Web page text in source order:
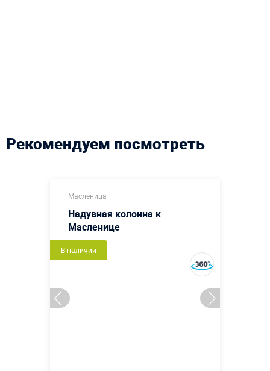
Рекомендуем посмотреть
Масленица
Надувная колонна к
Масленице
В наличии